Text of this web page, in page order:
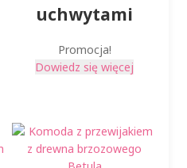
uchwytami
Promocja!
Dowiedz się więcej